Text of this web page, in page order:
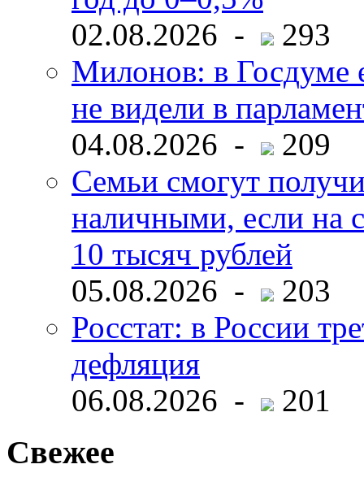
02.08.2026 -
293
Милонов: в Госдуме
не видели в
04.08.2026 -
209
Семьи смогут
наличными, если на
10 тысяч рублей
05.08.2026 -
203
Росстат: в России
дефляция
06.08.2026 -
201
Свежее